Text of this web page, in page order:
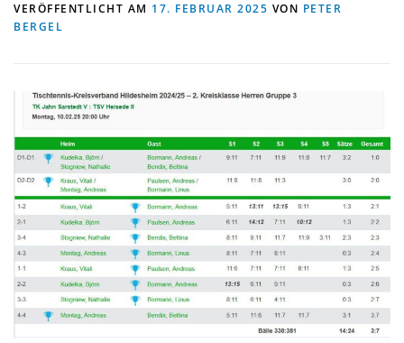
FORMULARE
VERÖFFENTLICHT AM 17. FEBRUAR 2025 VON PETER
BERGEL